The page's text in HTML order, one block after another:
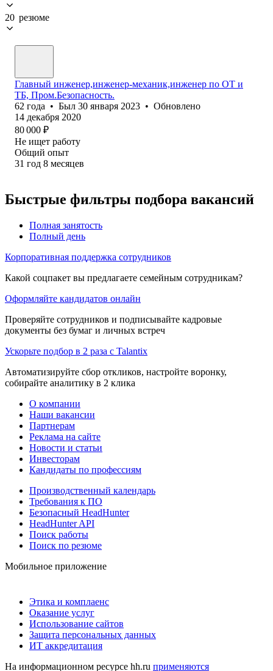
20 резюме
Главный инженер,инженер-механик,инженер по ОТ и
ТБ, Пром.Безопасность.
62 года • Был 30 января 2023 • Обновлено
14 декабря 2020
80 000 ₽
Не ищет работу
Общий опыт
31 год 8 месяцев
Быстрые фильтры подбора вакансий
Полная занятость
Полный день
Корпоративная поддержка сотрудников
Какой соцпакет вы предлагаете семейным сотрудникам?
Оформляйте кандидатов онлайн
Проверяйте сотрудников и подписывайте кадровые
документы без бумаг и личных встреч
Ускорьте подбор в 2 раза с Talantix
Автоматизируйте сбор откликов, настройте воронку,
собирайте аналитику в 2 клика
О компании
Наши вакансии
Партнерам
Реклама на сайте
Новости и статьи
Инвесторам
Кандидаты по профессиям
Производственный календарь
Требования к ПО
Безопасный HeadHunter
HeadHunter API
Поиск работы
Поиск по резюме
Мобильное приложение
Этика и комплаенс
Оказание услуг
Использование сайтов
Защита персональных данных
ИТ аккредитация
На информационном ресурсе hh.ru применяются